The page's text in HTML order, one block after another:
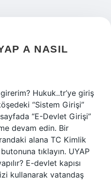
A NASIL
Hukuk..tr’ye giriş
“Sistem Girişi”
“E-Devlet Girişi”
devam edin. Bir
alana TC Kimlik
tıklayın. UYAP
E-devlet kapısı
kullanarak vatandaş